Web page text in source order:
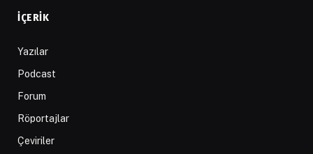
İÇERIK
Yazılar
Podcast
Forum
Röportajlar
Çeviriler